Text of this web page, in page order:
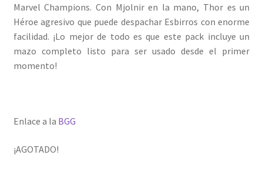
Marvel Champions. Con Mjolnir en la mano, Thor es un
Héroe agresivo que puede despachar Esbirros con enorme
facilidad. ¡Lo mejor de todo es que este pack incluye un
mazo completo listo para ser usado desde el primer
momento!
Enlace a la BGG
¡AGOTADO!